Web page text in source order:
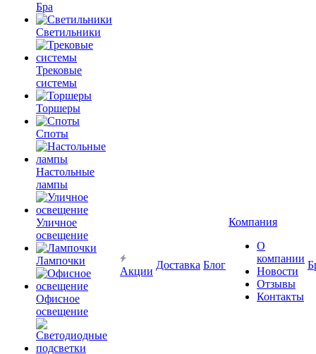
Бра
Светильники
Трековые
системы
Торшеры
Споты
Настольные
лампы
Уличное
освещение
Лампочки
Офисное
освещение
Акции
Доставка Блог
Компания
О
компании
Новости
Отзывы
Контакты